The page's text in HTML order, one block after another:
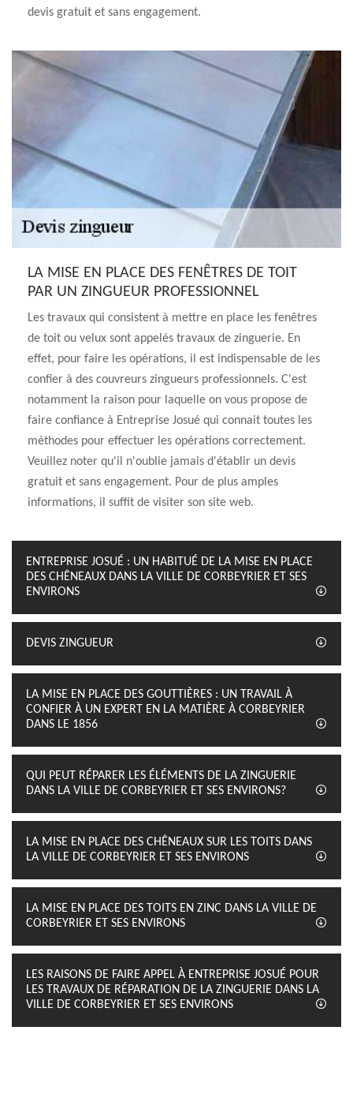
devis gratuit et sans engagement.
LA MISE EN PLACE DES FENÊTRES DE TOIT
PAR UN ZINGUEUR PROFESSIONNEL
Les travaux qui consistent à mettre en place les fenêtres
de toit ou velux sont appelés travaux de zinguerie. En
effet, pour faire les opérations, il est indispensable de les
confier à des couvreurs zingueurs professionnels. C'est
notamment la raison pour laquelle on vous propose de
faire confiance à Entreprise Josué qui connait toutes les
méthodes pour effectuer les opérations correctement.
Veuillez noter qu'il n'oublie jamais d'établir un devis
gratuit et sans engagement. Pour de plus amples
informations, il suffit de visiter son site web.
ENTREPRISE JOSUÉ : UN HABITUÉ DE LA MISE EN PLACE
DES CHÊNEAUX DANS LA VILLE DE CORBEYRIER ET SES
ENVIRONS
DEVIS ZINGUEUR
LA MISE EN PLACE DES GOUTTIÈRES : UN TRAVAIL À
CONFIER À UN EXPERT EN LA MATIÈRE À CORBEYRIER
DANS LE 1856
QUI PEUT RÉPARER LES ÉLÉMENTS DE LA ZINGUERIE
DANS LA VILLE DE CORBEYRIER ET SES ENVIRONS?
LA MISE EN PLACE DES CHÊNEAUX SUR LES TOITS DANS
LA VILLE DE CORBEYRIER ET SES ENVIRONS
LA MISE EN PLACE DES TOITS EN ZINC DANS LA VILLE DE
CORBEYRIER ET SES ENVIRONS
LES RAISONS DE FAIRE APPEL À ENTREPRISE JOSUÉ POUR
LES TRAVAUX DE RÉPARATION DE LA ZINGUERIE DANS LA
VILLE DE CORBEYRIER ET SES ENVIRONS